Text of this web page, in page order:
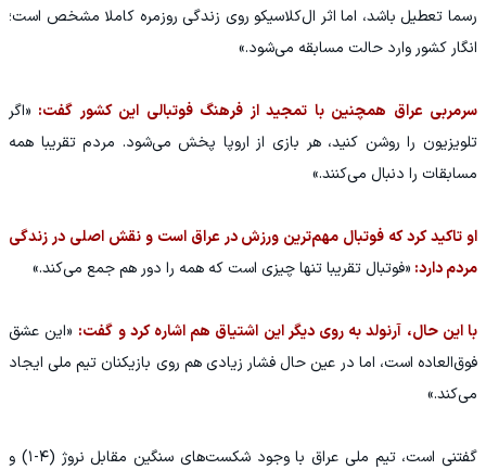
رسما تعطیل باشد، اما اثر ال‌کلاسیکو روی زندگی روزمره کاملا مشخص است؛
انگار کشور وارد حالت مسابقه می‌شود.»
سرمربی عراق همچنین با تمجید از فرهنگ فوتبالی این کشور گفت: «اگر
تلویزیون را روشن کنید، هر بازی از اروپا پخش می‌شود. مردم تقریبا همه
مسابقات را دنبال می‌کنند.»
او تاکید کرد که فوتبال مهم‌ترین ورزش در عراق است و نقش اصلی در زندگی
مردم دارد: «فوتبال تقریبا تنها چیزی است که همه را دور هم جمع می‌کند.»
با این حال، آرنولد به روی دیگر این اشتیاق هم اشاره کرد و گفت: «این عشق
فوق‌العاده است، اما در عین حال فشار زیادی هم روی بازیکنان تیم ملی ایجاد
می‌کند.»
گفتنی است، تیم ملی عراق با وجود شکست‌های سنگین مقابل نروژ (۴-۱) و